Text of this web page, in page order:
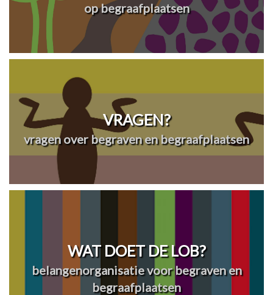
op begraafplaatsen
VRAGEN?
vragen over begraven en begraafplaatsen
WAT DOET DE LOB?
belangenorganisatie voor begraven en
begraafplaatsen